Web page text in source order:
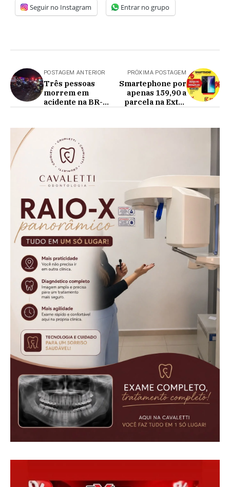
Seguir no Instagram Entrar no grupo
POSTAGEM ANTERIOR
Três pessoas
morrem em
acidente na BR-
PRÓXIMA POSTAGEM
Smartephone por
apenas 159,90 a
parcela na Extra